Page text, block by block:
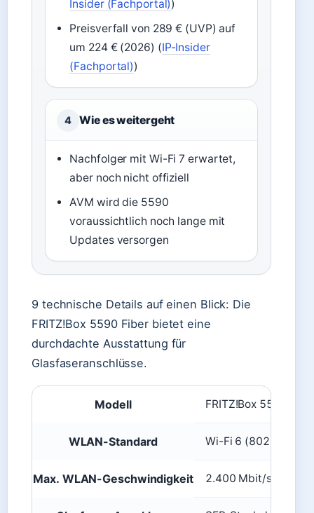
Insider (Fachportal))
Preisverfall von 289 € (UVP) auf
um 224 € (2026) (IP-Insider
(Fachportal))
4 Wie es weitergeht
Nachfolger mit Wi-Fi 7 erwartet,
aber noch nicht offiziell
AVM wird die 5590
voraussichtlich noch lange mit
Updates versorgen
9 technische Details auf einen Blick: Die
FRITZ!Box 5590 Fiber bietet eine
durchdachte Ausstattung für
Glasfaseranschlüsse.
Modell FRITZ!Box 5590
WLAN-Standard Wi-Fi 6 (802.11ax)
Max. WLAN-Geschwindigkeit 2.400 Mbit/s (5